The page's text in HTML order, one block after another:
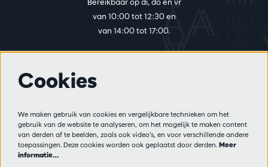
van 10:00 tot 12:30 en
van 14:00 tot 17:00.
Privacy
Verkoopsvoorwaarden
Pers
Cookies
We maken gebruik van cookies en vergelijkbare technieken om het
gebruik van de website te analyseren, om het mogelijk te maken content
van derden af te beelden, zoals ook video’s, en voor verschillende andere
toepassingen. Deze cookies worden ook geplaatst door derden. Meer
informatie…